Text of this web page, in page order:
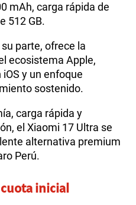
mAh, carga rápida de
512 GB.
parte, ofrece la
ecosistema Apple,
y un enfoque
sostenido.
carga rápida y
el Xiaomi 17 Ultra se
alternativa premium
Perú.
inicial